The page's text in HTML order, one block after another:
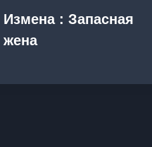
Измена : Запасная
жена